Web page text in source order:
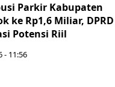
Parkir Kabupaten
ke Rp1,6 Miliar, DPRD
Potensi Riil
- 11:56